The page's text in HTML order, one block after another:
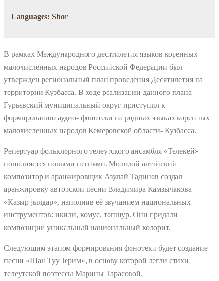
Languages: Shor
В рамках Международного десятилетия языков коренных
малочисленных народов Российской Федерации был
утвержден региональный план проведения Десятилетия на
территории Кузбасса. В ходе реализации данного плана
Гурьевский муниципальный округ приступил к
формированию аудио- фонотеки на родных языках коренных
малочисленных народов Кемеровской области- Кузбасса.
Репертуар фольклорного телеутского ансамбля «Телекей»
пополняется новыми песнями. Молодой алтайский
композитор и аранжировщик Азулай Тадинов создал
аранжировку авторской песни Владимира Камзычакова
«Казыр jылдар», наполнив её звучанием национальных
инструментов: икили, комус, топшур. Они придали
композиции уникальный национальный колорит.
Следующим этапом формирования фонотеки будет создание
песни «Шан Туу Jерим», в основу которой легли стихи
телеутской поэтессы Марины Тарасовой.